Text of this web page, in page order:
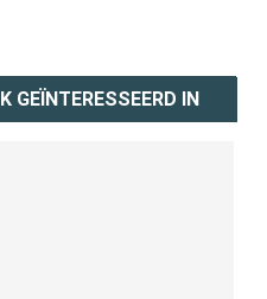
GEÏNTERESSEERD IN